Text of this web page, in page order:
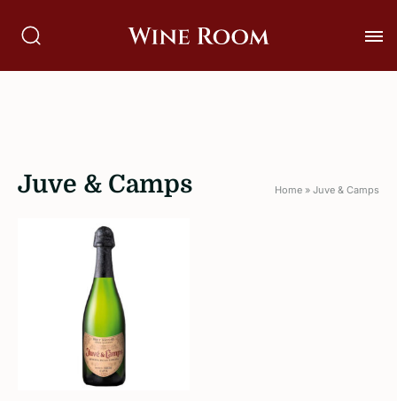
Juve & Camps Home » Juve & Camps